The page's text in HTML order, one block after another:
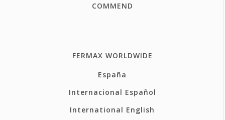
COMMEND
FERMAX WORLDWIDE
España
Internacional Español
International English